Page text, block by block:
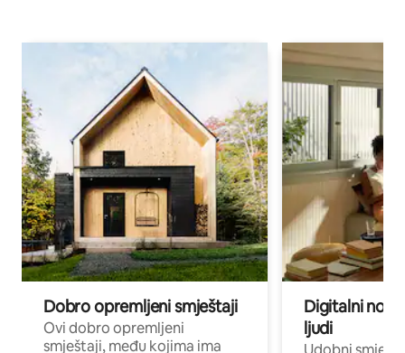
Dobro opremljeni smještaji
Ovi dobro opremljeni
smještaji, među kojima ima
Digitalni
ljudi